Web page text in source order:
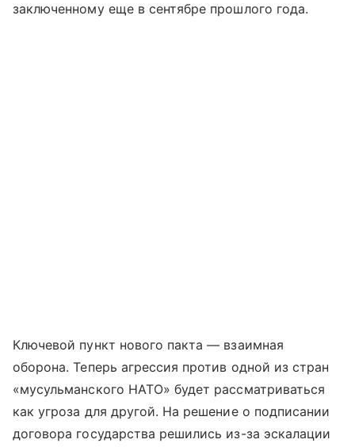
заключенному еще в сентябре прошлого года.
Ключевой пункт нового пакта — взаимная
оборона. Теперь агрессия против одной из стран
«мусульманского НАТО» будет рассматриваться
как угроза для другой. На решение о подписании
договора государства решились из-за эскалации